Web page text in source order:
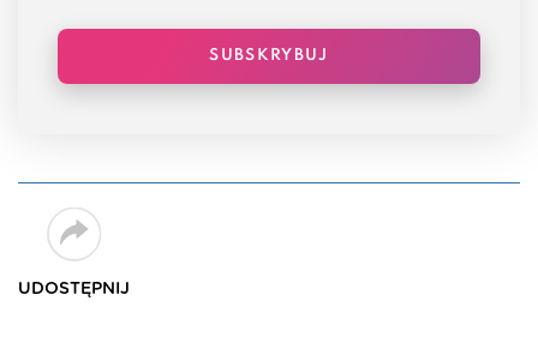
SUBSKRYBUJ
UDOSTĘPNIJ